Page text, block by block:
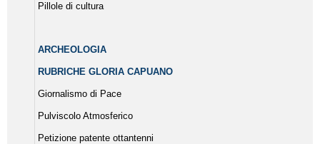
Pillole di cultura
ARCHEOLOGIA
RUBRICHE GLORIA CAPUANO
Giornalismo di Pace
Pulviscolo Atmosferico
Petizione patente ottantenni